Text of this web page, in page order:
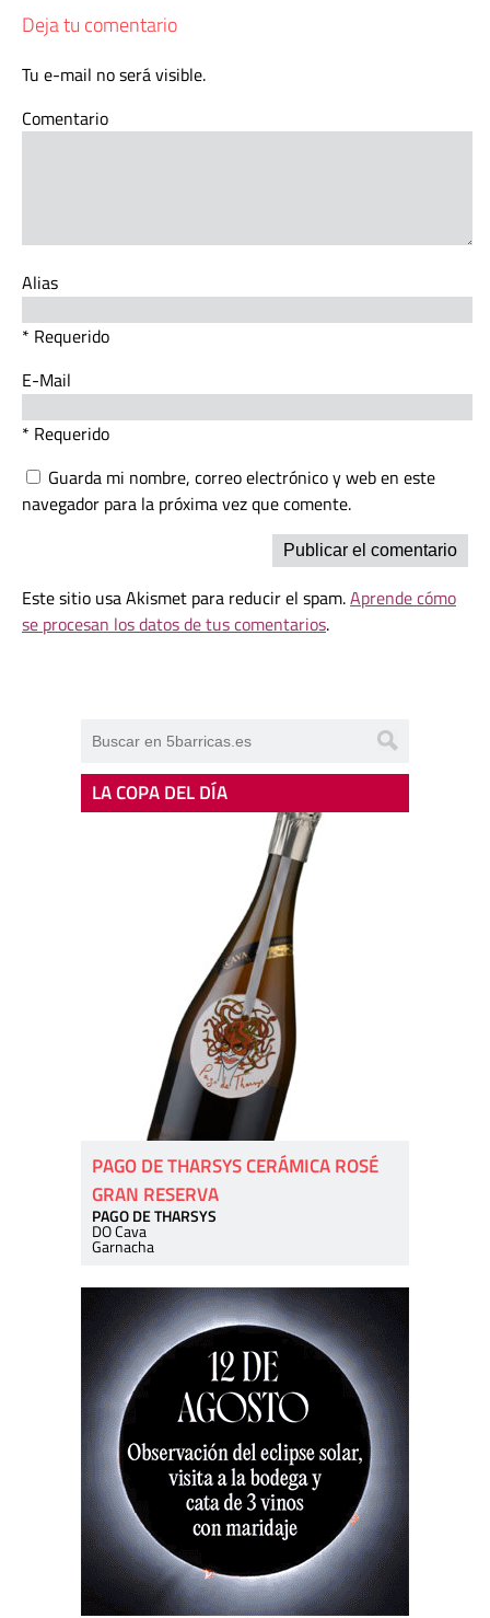
Deja tu comentario
Tu e-mail no será visible.
Comentario
Alias
* Requerido
E-Mail
* Requerido
Guarda mi nombre, correo electrónico y web en este
navegador para la próxima vez que comente.
Este sitio usa Akismet para reducir el spam.Aprende cómo
se procesan los datos de tus comentarios.
LA COPA DEL DÍA
PAGO DE THARSYS CERÁMICA ROSÉ
GRAN RESERVA
PAGO DE THARSYS
DO Cava
Garnacha